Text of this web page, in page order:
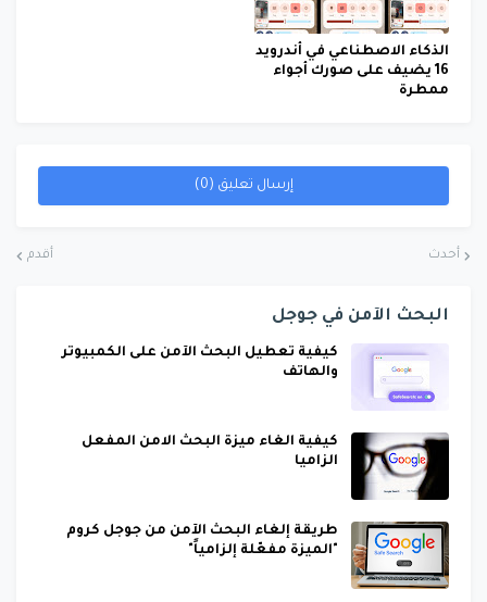
الذكاء الاصطناعي في أندرويد
16 يضيف على صورك أجواء
ممطرة
إرسال تعليق (0)
أحدث أقدم
البحث الآمن في جوجل
كيفية تعطيل البحث الآمن على الكمبيوتر
والهاتف
كيفية الغاء ميزة البحث الامن المفعل
الزاميا
طريقة إلغاء البحث الآمن من جوجل كروم
"الميزة مفعّلة إلزامياً"